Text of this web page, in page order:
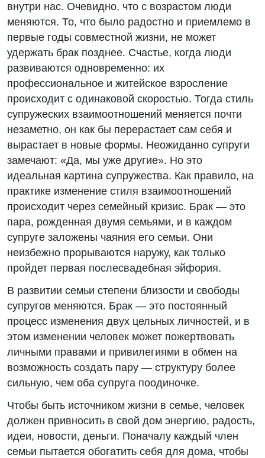
внутри нас. Очевидно, что с возрастом люди
меняются. То, что было радостно и приемлемо в
первые годы совместной жизни, не может
удержать брак позднее. Счастье, когда люди
развиваются одновременно: их
профессиональное и житейское взросление
происходит с одинаковой скоростью. Тогда стиль
супружеских взаимоотношений меняется почти
незаметно, он как бы перерастает сам себя и
вырастает в новые формы. Неожиданно супруги
замечают: «Да, мы уже другие». Но это
идеальная картина супружества. Как правило, на
практике изменение стиля взаимоотношений
происходит через семейный кризис. Брак — это
пара, рожденная двумя семьями, и в каждом
супруге заложены чаяния его семьи. Они
неизбежно прорываются наружу, как только
пройдет первая послесвадебная эйфория.
В развитии семьи степени близости и свободы
супругов меняются. Брак — это постоянный
процесс изменения двух цельных личностей, и в
этом изменении человек может пожертвовать
личными правами и привилегиями в обмен на
возможность создать пару — структуру более
сильную, чем оба супруга поодиночке.
Чтобы быть источником жизни в семье, человек
должен привносить в свой дом энергию, радость,
идеи, новости, деньги. Поначалу каждый член
семьи пытается обогатить себя для дома, чтобы